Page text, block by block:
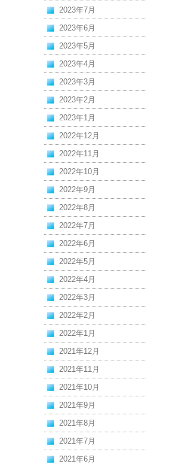
2023年7月
2023年6月
2023年5月
2023年4月
2023年3月
2023年2月
2023年1月
2022年12月
2022年11月
2022年10月
2022年9月
2022年8月
2022年7月
2022年6月
2022年5月
2022年4月
2022年3月
2022年2月
2022年1月
2021年12月
2021年11月
2021年10月
2021年9月
2021年8月
2021年7月
2021年6月